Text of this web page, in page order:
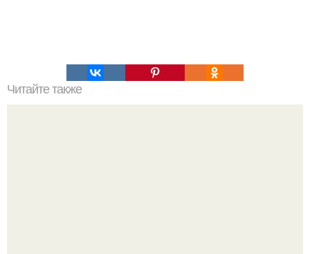
Читайте также